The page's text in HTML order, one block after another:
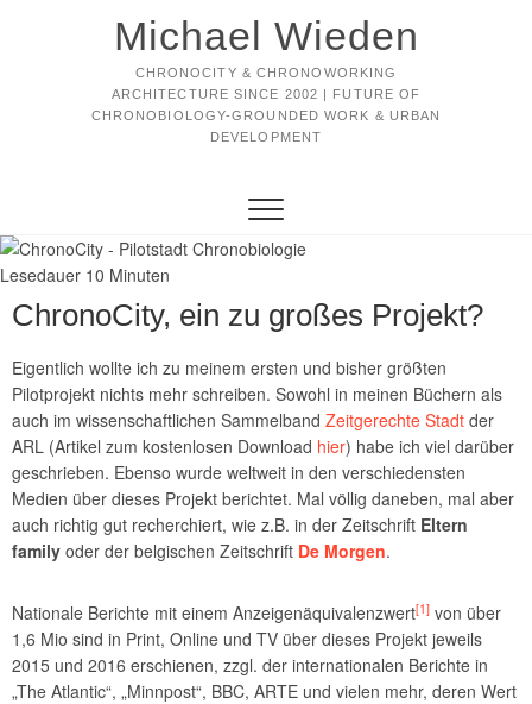
Michael Wieden
CHRONOCITY & CHRONOWORKING
ARCHITECTURE SINCE 2002 | FUTURE OF
CHRONOBIOLOGY-GROUNDED WORK & URBAN
DEVELOPMENT
Lesedauer 10 Minuten
ChronoCity, ein zu großes Projekt?
Eigentlich wollte ich zu meinem ersten und bisher größten
Pilotprojekt nichts mehr schreiben. Sowohl in meinen Büchern als
auch im wissenschaftlichen Sammelband Zeitgerechte Stadt der
ARL (Artikel zum kostenlosen Download hier) habe ich viel darüber
geschrieben. Ebenso wurde weltweit in den verschiedensten
Medien über dieses Projekt berichtet. Mal völlig daneben, mal aber
auch richtig gut recherchiert, wie z.B. in der Zeitschrift Eltern
family oder der belgischen Zeitschrift De Morgen.
Nationale Berichte mit einem Anzeigenäquivalenzwert[1] von über
1,6 Mio sind in Print, Online und TV über dieses Projekt jeweils
2015 und 2016 erschienen, zzgl. der internationalen Berichte in
„The Atlantic“, „Minnpost“, BBC, ARTE und vielen mehr, deren Wert